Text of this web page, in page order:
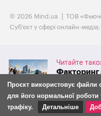
Читайте
Факторинг
змінилося
© 2026 Mind.ua
ТОВ
Cуб'єкт у сфері онлайн-
Проєкт використовує файли
для його нормальної роботи
трафіку.
Детальніше